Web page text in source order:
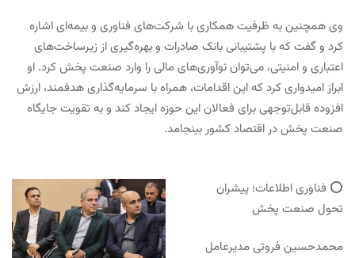
وی همچنین به ظرفیت همکاری با شرکت‌های فناوری و بیمه‌ای اشاره
کرد و گفت که با پشتیبانی بانک صادرات و بهره‌گیری از زیرساخت‌های
اعتباری و امنیتی، می‌توان نوآوری‌های مالی را وارد صنعت پخش کرد. او
ابراز امیدواری کرد که این اقدامات، همراه با سرمایه‌گذاری هدفمند، ارزش
افزوده قابل‌توجهی برای فعالان این حوزه ایجاد کند و به تقویت جایگاه
صنعت پخش در اقتصاد کشور بینجامد.
⭕️ فناوری اطلاعات؛ پیشران
تحول صنعت پخش
محمدحسین فروتی مدیرعامل